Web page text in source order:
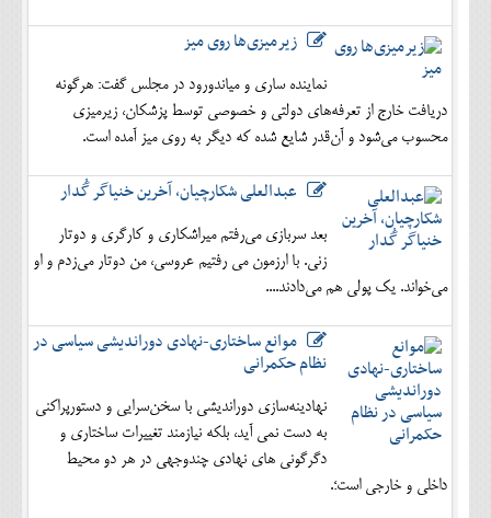
زیرمیزی‌ها روی میز
نماینده ساری و میاندورود در مجلس گفت: هرگونه
دریافت خارج از تعرفه‌های دولتی و خصوصی توسط پزشکان، زیرمیزی
محسوب می‌شود و آن‌قدر شایع شده که دیگر به روی میز آمده است.
عبدالعلی شکارچیان، آخرین خنیاگر گُدار
بعد سربازی می‌رفتم میراشکاری و کارگری و دوتار
زنی. با ارزمون می رفتیم عروسی، من دوتار می‌زدم و او
می‌خواند. یک پولی هم می‌دادند....
موانع ساختاری-نهادی دوراندیشی سیاسی در
نظام حکمرانی
نهادینه‌سازی دوراندیشی با سخن‌سرایی و دستورپراکنی
به دست نمی آید، بلکه نیازمند تغییرات ساختاری و
دگرگونی های نهادی چندوجهی در هر دو محیط
داخلی و خارجی است؛.